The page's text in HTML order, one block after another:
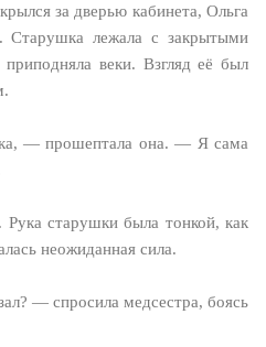
за дверью кабинета, Ольга
Старушка лежала с закрытыми
веки. Взгляд её был
— прошептала она. — Я сама
Рука старушки была тонкой, как
неожиданная сила.
— спросила медсестра, боясь